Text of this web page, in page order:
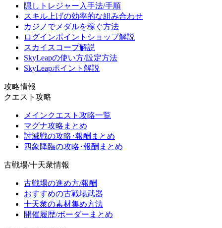
隠しトレジャー入手法/手順
スキル上げの効率的な組み合わせ
カジノでメダルを稼ぐ方法
ログインポイントショップ解説
スカイスコープ解説
SkyLeapの使い方/設定方法
SkyLeapポイント解説
攻略情報
クエスト攻略
メインクエスト攻略一覧
マグナ攻略まとめ
討滅戦の攻略･報酬まとめ
四象降臨の攻略･報酬まとめ
古戦場/十天衆情報
古戦場の進め方/報酬
おすすめの古戦場武器
十天衆の素材集め方法
開催履歴/ボーダーまとめ